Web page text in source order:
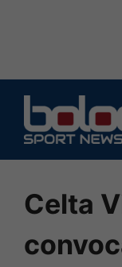
contenuto
Celta